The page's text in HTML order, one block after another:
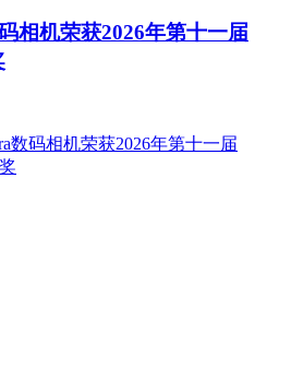
相机荣获2026年第十一届